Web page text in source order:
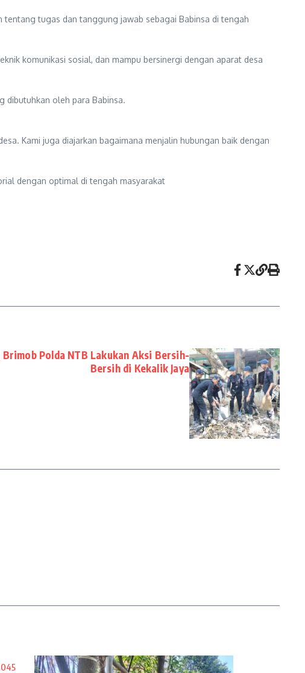
tugas dan tanggung jawab sebagai Babinsa di tengah
komunikasi sosial, dan mampu bersinergi dengan aparat desa
dibutuhkan oleh para Babinsa.
Kami juga diajarkan bagaimana menjalin hubungan baik dengan
dengan optimal di tengah masyarakat
Polda NTB Lakukan Aksi Bersih-
Bersih di Kekalik Jaya